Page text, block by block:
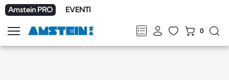
Amstein PRO EVENTI
FRDEENIT
0
Mostra
la